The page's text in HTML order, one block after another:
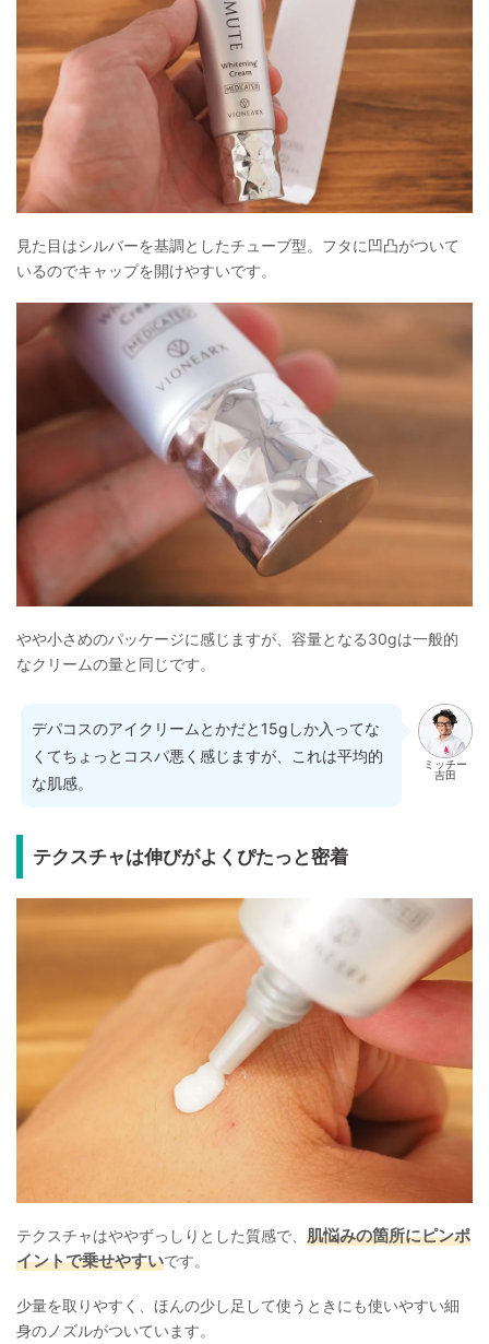
見た目はシルバーを基調としたチューブ型。フタに凹凸がついて
いるのでキャップを開けやすいです。
やや小さめのパッケージに感じますが、容量となる30gは一般的
なクリームの量と同じです。
ミッチー
吉田
デパコスのアイクリームとかだと15gしか入ってな
くてちょっとコスパ悪く感じますが、これは平均的
な肌感。
テクスチャは伸びがよくぴたっと密着
テクスチャはややずっしりとした質感で、 肌悩みの箇所にピンポ
イントで乗せやすいです。
少量を取りやすく、ほんの少し足して使うときにも使いやすい細
身のノズルがついています。